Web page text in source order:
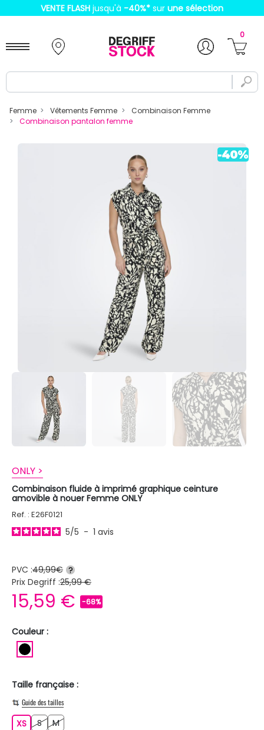
VENTE FLASH jusqu'à -40%* sur une sélection
0
Femme Vêtements Femme
Combinaison Femme
Combinaison pantalon femme
ONLY >
Combinaison fluide à imprimé graphique ceinture
amovible à nouer Femme ONLY
Ref. : E26F0121
5/5 - 1 avis
PVC :49,99€ ?
Prix Degriff :25,99 €
15,59 € -68%
Couleur :
Taille française :
Guide des tailles
XSXSSS MM